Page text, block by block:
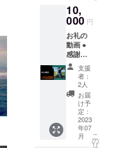
http://w
ww.kita
akigaw
a-
qkamur
a.jp/
※200人
限定。
※交通費
は支援
者負担
になり
ます。
て大切
に活動
内容に
活用さ
せてい
ただき
ます。
※発送料
込み
の尾は
米アレ
の方で
も食べ
られる
数少な
い米品
種のひ
とつで
す。 お
米は佐
渡島で
採れた
ものに
11000
円(1000
円お得)
15種類
のサウ
ナブー
スを楽
しめ
る！ ・
全15種
のテン
トサウ
ナの入
り比べ
・15名
10,
000 円
お礼の
動画 ●
感謝を
込めた
お礼の
動画を
お送り
させて
頂きま
す。 ※
いただ
いたご
支援
者：
2人
お届
け予
定：
2023
年07
月
こ
の
リ